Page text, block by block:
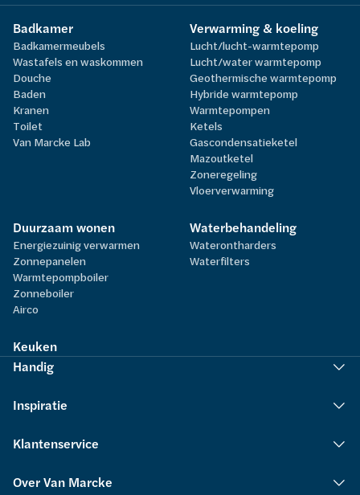
Badkamer
Badkamermeubels
Wastafels en waskommen
Douche
Baden
Kranen
Toilet
Van Marcke Lab
Verwarming & koeling
Lucht/lucht-warmtepomp
Lucht/water warmtepomp
Geothermische warmtepomp
Hybride warmtepomp
Warmtepompen
Ketels
Gascondensatieketel
Mazoutketel
Zoneregeling
Vloerverwarming
Duurzaam wonen
Energiezuinig verwarmen
Zonnepanelen
Warmtepompboiler
Zonneboiler
Airco
Waterbehandeling
Waterontharders
Waterfilters
Keuken
Handig
Inspiratie
Klantenservice
Over Van Marcke